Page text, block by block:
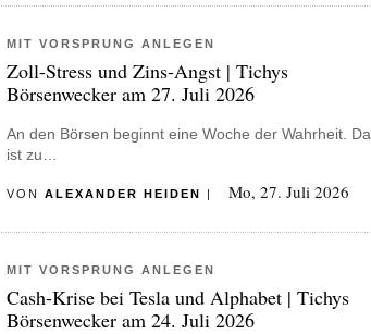
MIT VORSPRUNG ANLEGEN
Zoll-Stress und Zins-Angst | Tichys
Börsenwecker am 27. Juli 2026
An den Börsen beginnt eine Woche der Wahrheit. Da
ist zu…
VON ALEXANDER HEIDEN | Mo, 27. Juli 2026
MIT VORSPRUNG ANLEGEN
Cash-Krise bei Tesla und Alphabet | Tichys
Börsenwecker am 24. Juli 2026